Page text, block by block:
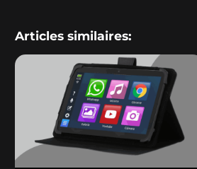
Articles similaires: